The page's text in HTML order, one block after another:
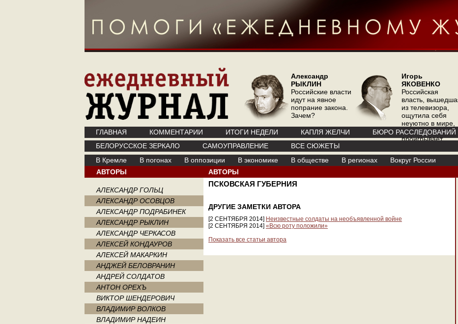
Александр
РЫКЛИН
Российские власти
идут на явное
попрание закона.
Зачем?
Игорь
ЯКОВЕНКО
Российская
власть,
из телевизора,
ощутила себя
неуютно в мире,
где телевизор
проигрывает
ГЛАВНАЯ КОММЕНТАРИИ ИТОГИ НЕДЕЛИ КАПЛЯ ЖЕЛЧИ
БЮРО РАССЛЕДОВАНИЙ
БЕЛОРУССКОЕ ЗЕРКАЛО
САМОУПРАВЛЕНИЕ
ВСЕ СЮЖЕТЫ
В Кремле
В погонах В оппозиции В экономике В обществе В регионах Вокруг России
АВТОРЫ
АЛЕКСАНДР ГОЛЬЦ
АЛЕКСАНДР ОСОВЦОВ
АЛЕКСАНДР ПОДРАБИНЕК
АЛЕКСАНДР РЫКЛИН
АЛЕКСАНДР ЧЕРКАСОВ
АЛЕКСЕЙ КОНДАУРОВ
АЛЕКСЕЙ МАКАРКИН
АНДЖЕЙ БЕЛОВРАНИН
АНДРЕЙ СОЛДАТОВ
АНТОН ОРЕХЪ
ВИКТОР ШЕНДЕРОВИЧ
ВЛАДИМИР ВОЛКОВ
ВЛАДИМИР НАДЕИН
АВТОРЫ
ПСКОВСКАЯ ГУБЕРНИЯ
ДРУГИЕ ЗАМЕТКИ АВТОРА
[2 СЕНТЯБРЯ 2014] Неизвестные солдаты на необъявленной войне
[2 СЕНТЯБРЯ 2014] «Всю роту положили»
Показать все статьи автора